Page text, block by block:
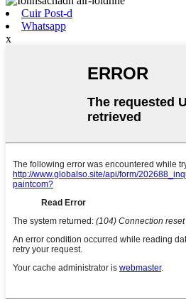
Cuir Post-d
Whatsapp
x